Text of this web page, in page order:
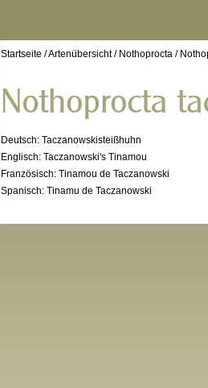
Startseite /Artenübersicht/ Nothoprocta /
Deutsch: Taczanowskisteißhuhn
Englisch: Taczanowski's Tinamou
Französisch: Tinamou de Taczanowski
Spanisch: Tinamu de Taczanowski